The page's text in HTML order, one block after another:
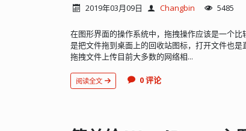
2019年03月09日 Changbin 5485
在图形界面的操作系统中，拖拽操作应该是一个
是把文件拖到桌面上的回收站图标，打开文件也
拖拽文件上传目前大多数的网络相...
阅读全文 0 评论